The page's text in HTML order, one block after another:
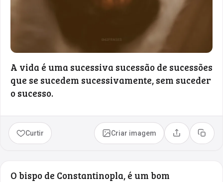
A vida é uma sucessiva sucessão de sucessões
que se sucedem sucessivamente, sem suceder
o sucesso.
Curtir Criar imagem Compartilhar
Copiar
O bispo de Constantinopla, é um bom